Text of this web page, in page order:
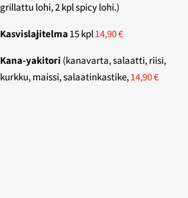
grillattu lohi, 2 kpl spicy lohi.)
Kasvislajitelma15 kpl14,90 €
Kana-yakitori (kanavarta, salaatti, riisi,
kurkku, maissi, salaatinkastike,14,90 €